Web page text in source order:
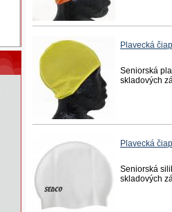
Plavecká
Seniorská
skladových
Plavecká
Seniorská
skladových